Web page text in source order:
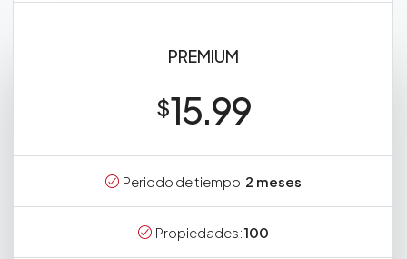
PREMIUM
$15.99
Periodo de tiempo:2 meses
Propiedades:100